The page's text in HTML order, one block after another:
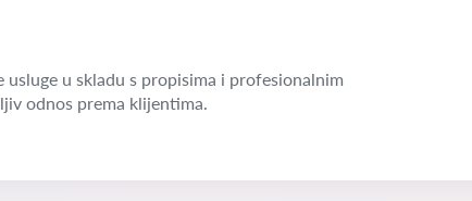
u skladu s propisima i profesionalnim
odnos prema klijentima.